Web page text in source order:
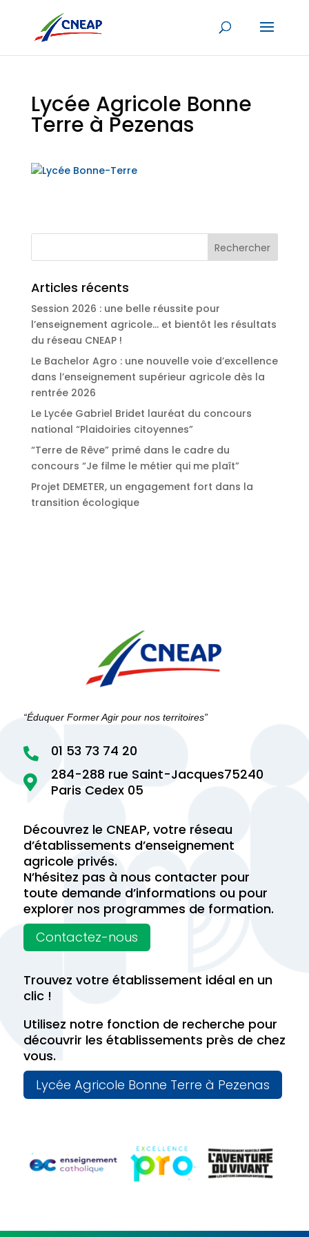
Lycée Agricole Bonne
Terre à Pezenas
Articles récents
Session 2026 : une belle réussite pour
l’enseignement agricole… et bientôt les résultats
du réseau CNEAP !
Le Bachelor Agro : une nouvelle voie d’excellence
dans l’enseignement supérieur agricole dès la
rentrée 2026
Le Lycée Gabriel Bridet lauréat du concours
national “Plaidoiries citoyennes”
“Terre de Rêve” primé dans le cadre du
concours “Je filme le métier qui me plaît”
Projet DEMETER, un engagement fort dans la
transition écologique
“Éduquer Former Agir pour nos territoires”


284-288 rue Saint-Jacques75240
Paris Cedex 05
01 53 73 74 20
Découvrez le CNEAP, votre réseau
d’établissements d’enseignement
agricole privés.
N’hésitez pas à nous contacter pour
toute demande d’informations ou pour
explorer nos programmes de formation.
Contactez-nous
Trouvez votre établissement idéal en un
clic !
Utilisez notre fonction de recherche pour
découvrir les établissements près de chez
vous.
Lycée Agricole Bonne Terre à Pezenas